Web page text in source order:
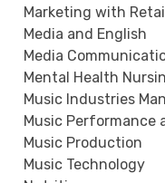
Marketing with
Media and English
Media
Mental Health
Music Industries
Music Performance
Music Production
Music Technology